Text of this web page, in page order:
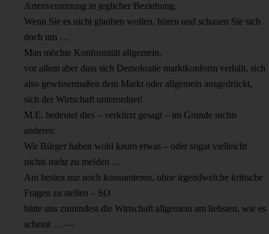
Artenverarmung in jeglicher Beziehung.
Wenn Sie es nicht glauben wollen, hören und schauen Sie sich
doch um …
Man möchte Konformität allgemein,
vor allem aber dass sich Demokratie marktkonform verhält, sich
also gewissermaßen dem Markt oder allgemein ausgedrückt,
sich der Wirtschaft unterordnet!
M.E. bedeutet dies – verkürzt gesagt – im Grunde nichts
anderes:
Wir Bürger haben wohl kaum etwas – oder sogar vielleicht
nichts mehr zu melden …
Am besten nur noch konsumieren, ohne irgendwelche kritische
Fragen zu stellen – SO
hätte uns zumindest die Wirtschaft allgemein am liebsten, wie es
scheint … —